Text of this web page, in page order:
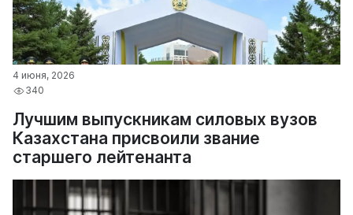
4 июня, 2026
340
Лучшим выпускникам силовых вузов
Казахстана присвоили звание
старшего лейтенанта